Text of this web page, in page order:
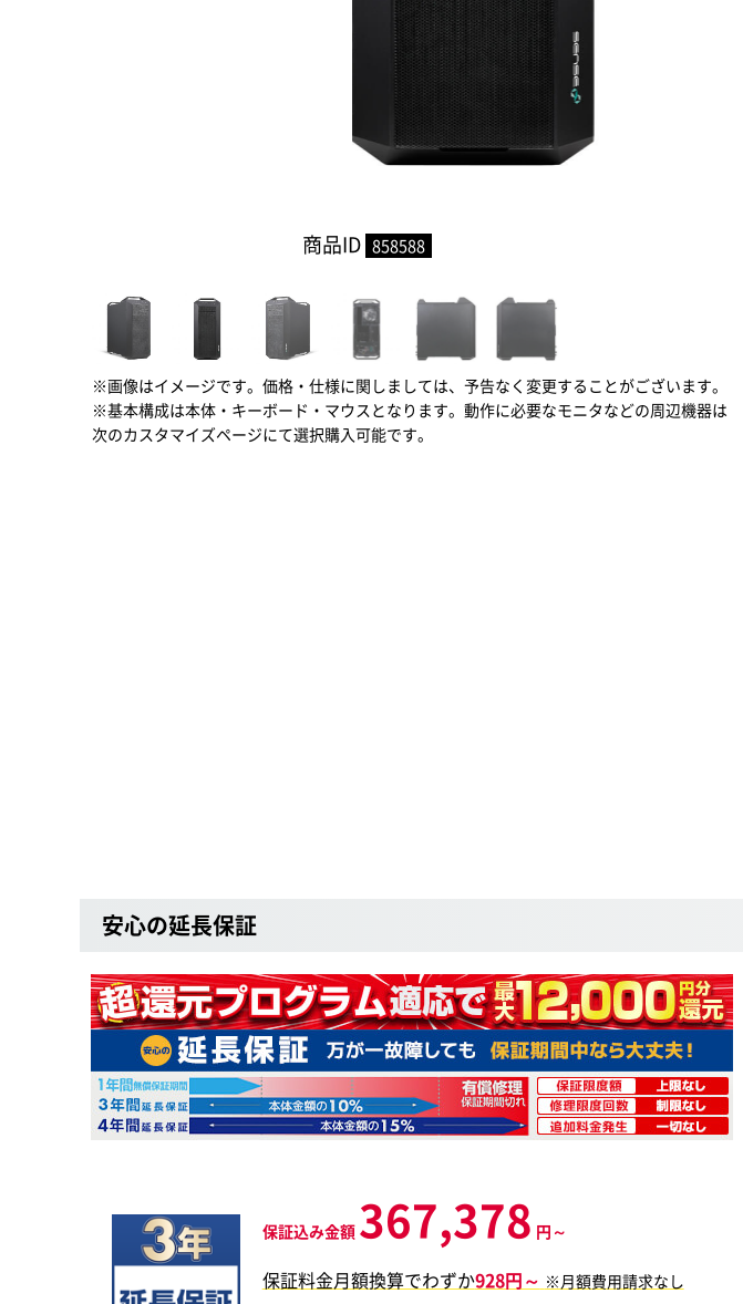
商品ID 858588
※画像はイメージです。価格・仕様に関しましては、予告なく変更することがございます。
※基本構成は本体・キーボード・マウスとなります。動作に必要なモニタなどの周辺機器は
次のカスタマイズページにて選択購入可能です。
安心の延長保証
保証込み金額 367,378 円～
保証料金月額換算でわずか928円～ ※月額費用請求なし